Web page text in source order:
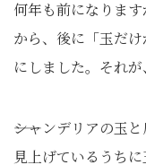
何年も前になりま
から、後に「玉だ
にしました。それが
――シャンデリアの玉
見上げているうち